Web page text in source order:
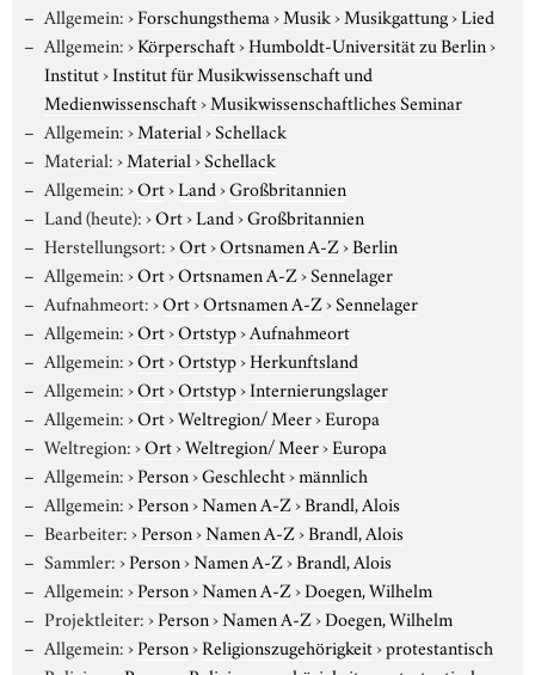
Allgemein:›Forschungsthema›Musik›Musikgattung›Lied
Allgemein:›Körperschaft›Humboldt-Universität zu Berlin›
Institut›Institut für Musikwissenschaft und
Medienwissenschaft›Musikwissenschaftliches Seminar
Allgemein:›Material›Schellack
Material:›Material›Schellack
Allgemein:›Ort›Land›Großbritannien
Land (heute):›Ort›Land›Großbritannien
Herstellungsort:›Ort›Ortsnamen A-Z›Berlin
Allgemein:›Ort›Ortsnamen A-Z›Sennelager
Aufnahmeort:›Ort›Ortsnamen A-Z›Sennelager
Allgemein:›Ort›Ortstyp›Aufnahmeort
Allgemein:›Ort›Ortstyp›Herkunftsland
Allgemein:›Ort›Ortstyp›Internierungslager
Allgemein:›Ort›Weltregion/ Meer›Europa
Weltregion:›Ort›Weltregion/ Meer›Europa
Allgemein:›Person›Geschlecht›männlich
Allgemein:›Person›Namen A-Z›Brandl, Alois
Bearbeiter:›Person›Namen A-Z›Brandl, Alois
Sammler:›Person›Namen A-Z›Brandl, Alois
Allgemein:›Person›Namen A-Z›Doegen, Wilhelm
Projektleiter:›Person›Namen A-Z›Doegen, Wilhelm
Allgemein:›Person›Religionszugehörigkeit›protestantisch